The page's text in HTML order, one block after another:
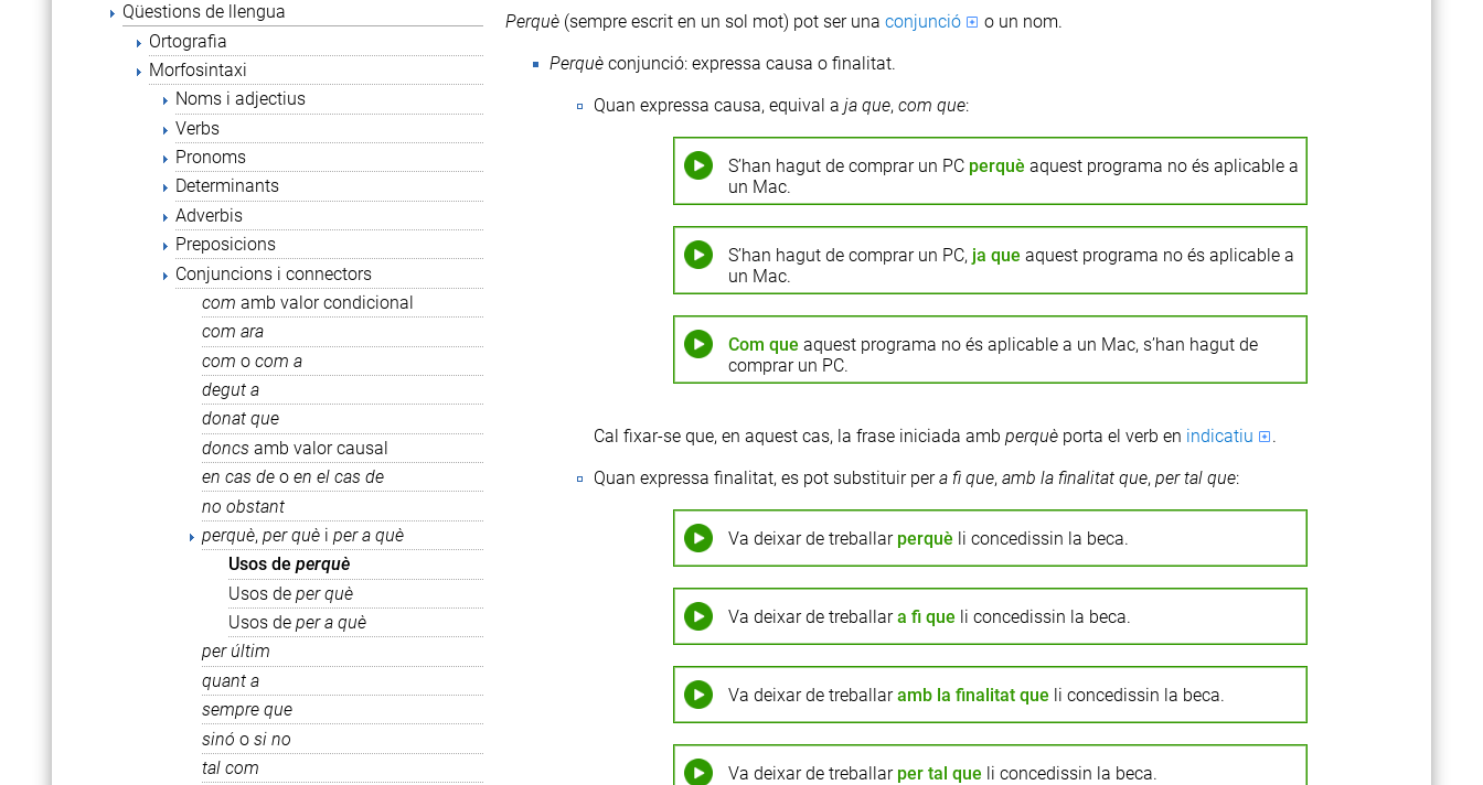
Qüestions de llengua
Ortografia
Morfosintaxi
Noms i adjectius
Verbs
Pronoms
Determinants
Adverbis
Preposicions
Conjuncions i connectors
com amb valor condicional
com ara
com o com a
degut a
donat que
doncs amb valor causal
en cas de o en el cas de
no obstant
perquè, per què i per a què
Usos de perquè
Usos de per què
Usos de per a què
per últim
quant a
sempre que
sinó o si no
tal com
Perquè (sempre escrit en un sol mot) pot ser una conjunció
o un nom.
Perquè conjunció: expressa causa o finalitat.
Quan expressa causa, equival a ja que, com que:
S’han hagut de comprar un PC perquè aquest programa no és aplicable a
un Mac.
S’han hagut de comprar un PC, ja que aquest programa no és aplicable a
un Mac.
Com que aquest programa no és aplicable a un Mac, s’han hagut de
comprar un PC.
Cal fixar-se que, en aquest cas, la frase iniciada amb perquè porta el verb en indicatiu
.
Quan expressa finalitat, es pot substituir pera fi que, amb la finalitat que, per tal que:
Va deixar de treballar perquè li concedissin la beca.
Va deixar de treballara fi que li concedissin la beca.
Va deixar de treballaramb la finalitat que li concedissin la beca.
Va deixar de treballar per tal que li concedissin la beca.